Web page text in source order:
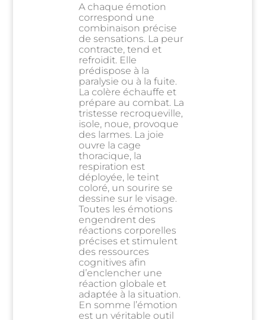
A chaque émotion
correspond une
combinaison précise
de sensations. La peur
contracte, tend et
refroidit. Elle
prédispose à la
paralysie ou à la fuite.
La colère échauffe et
prépare au combat. La
tristesse recroqueville,
isole, noue, provoque
des larmes. La joie
ouvre la cage
thoracique, la
respiration est
déployée, le teint
coloré, un sourire se
dessine sur le visage.
Toutes les émotions
engendrent des
réactions corporelles
précises et stimulent
des ressources
cognitives afin
d’enclencher une
réaction globale et
adaptée à la situation.
En somme l’émotion
est un véritable outil